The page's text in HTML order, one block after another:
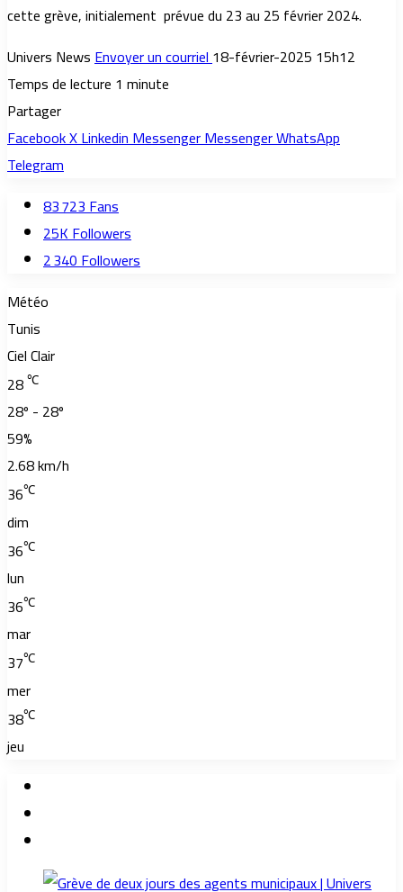
cette grève, initialement prévue du 23 au 25 février 2024.
Univers NewsEnvoyer un courriel18-février-2025 15h12
Temps de lecture 1 minute
Partager
FacebookXLinkedinMessengerMessengerWhatsApp
Telegram
83 723Fans
25KFollowers
2 340Followers
Météo
Tunis
Ciel Clair
28℃
28º - 28º
59%
2.68 km/h
36℃
dim
36℃
lun
36℃
mar
37℃
mer
38℃
jeu